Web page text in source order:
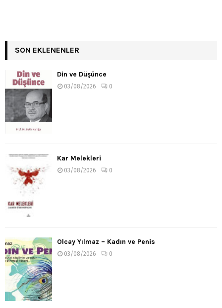
SON EKLENENLER
Din ve Düşünce
03/08/2026 0
Kar Melekleri
03/08/2026 0
Olcay Yılmaz – Kadın ve Penis
03/08/2026 0